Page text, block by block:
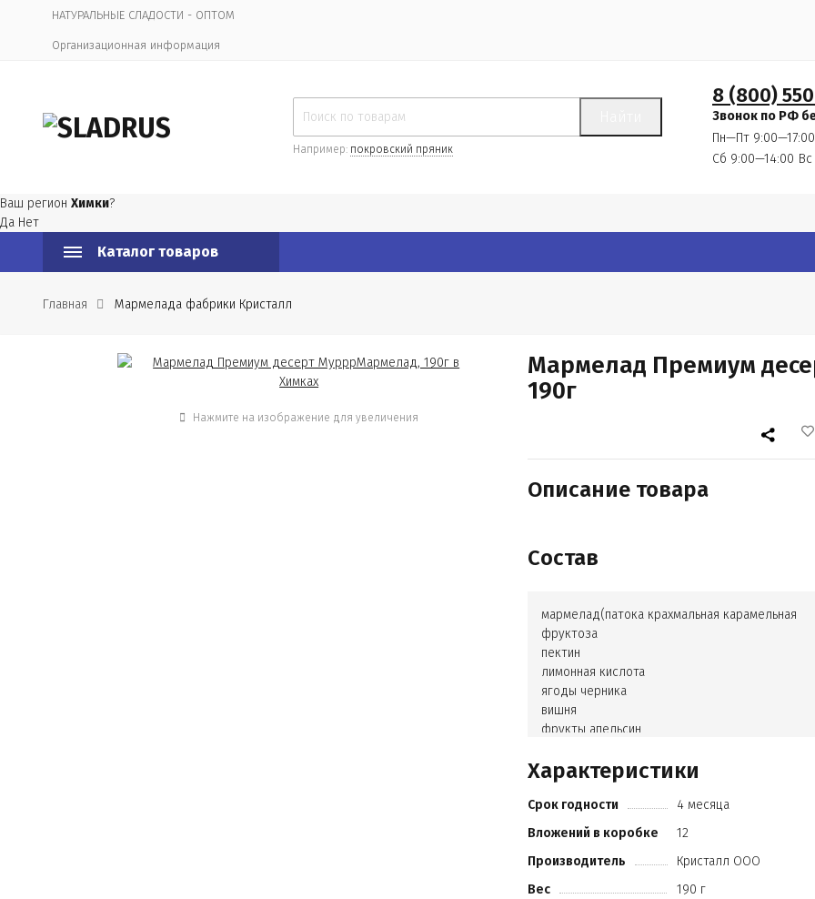
НАТУРАЛЬНЫЕ СЛАДОСТИ - ОПТОМ
Организационная информация
Например: покровский пряник
8 (800)
Звонок по РФ
Пн—Пт 9:00—17:00
Сб 9:00—14:00
Ваш регион Химки?
Да Нет
Каталог товаров
Главная Мармелада фабрики Кристалл
Нажмите на изображение для увеличения
Мармелад Премиум
190г
Описание товара
Состав
мармелад(патока крахмальная карамельная
фруктоза
пектин
лимонная кислота
ягоды черника
вишня
фрукты апельсин
елок яичный)
красители(кармины
куркумин
хлорофиллины
экстракт паприки
уголь растительный
антоцианы(экстракт из кожицы винограда)
Характеристики
Срок годности
4 месяца
Вложений в коробке
12
Производитель
Кристалл ООО
Вес
190 г